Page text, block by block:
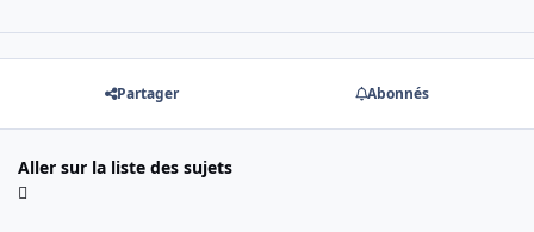
Partager Abonnés
Aller sur la liste des sujets